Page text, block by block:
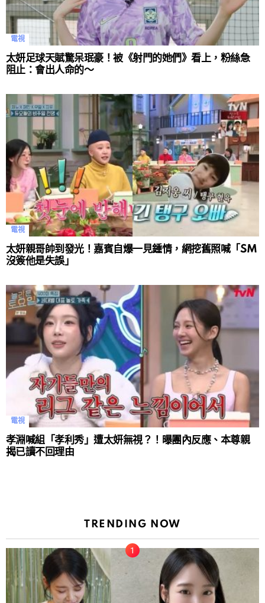
電視
太妍足球天賦驚呆珉豪！被《射門的她們》看上，粉絲急
阻止：會出人命的～
電視
太妍親哥帥到發光！嘉賓自爆一見鍾情，網挖舊照喊「SM
沒簽他是失誤」
電視
孝淵喊組「孝利秀」遭太妍無視？！曝團內反應、本尊親
揭已讀不回理由
TRENDING NOW